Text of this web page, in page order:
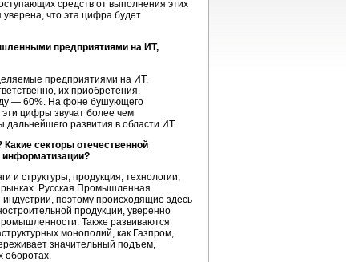
средств от выполнения этих
что эта цифра будет
предприятиями на ИТ,
предприятиями на ИТ,
их приобретения.
— 60%. На фоне бушующего
цифры звучат более чем
дальнейшего развития в области ИТ.
Какие секторы отечественной
и структуры, продукция, технологии,
Русская Промышленная
поэтому происходящие здесь
продукции, уверенно
Также развиваются
монополий, как Газпром,
значительный подъем,
оборотах.